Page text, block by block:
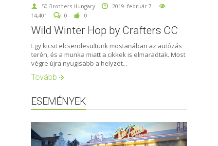
50 Brothers Hungary
2019. február 7.
14,401
0 0
Wild Winter Hop by Crafters CC
Egy kicsit elcsendesültünk mostanában az autózás
terén, és a munka miatt a cikkek is elmaradtak. Most
végre újra nyugisabb a helyzet...
Tovább
ESEMÉNYEK